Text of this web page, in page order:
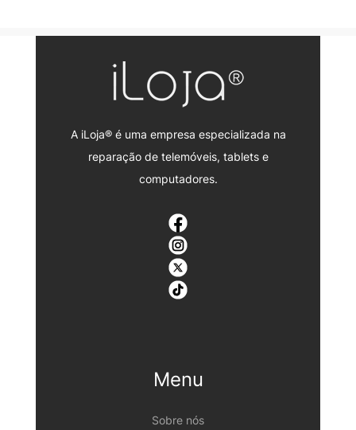
A iLoja® é uma empresa especializada na
reparação de telemóveis, tablets e
computadores.
Menu
Sobre nós